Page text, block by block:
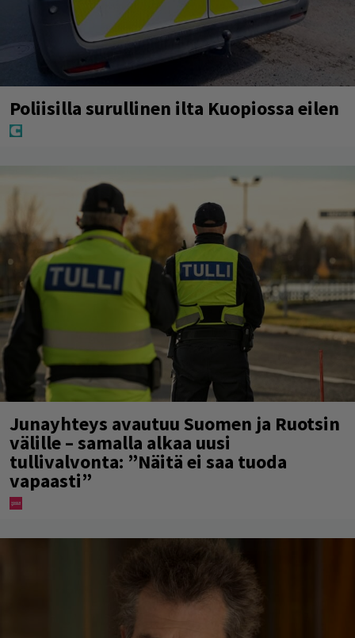
Poliisilla surullinen ilta Kuopiossa eilen
Junayhteys avautuu Suomen ja Ruotsin
välille – samalla alkaa uusi
tullivalvonta: ”Näitä ei saa tuoda
vapaasti”